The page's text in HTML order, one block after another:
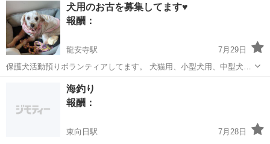
犬用のお古を募集してます♥
報酬：
龍安寺駅
7月29日
保護犬活動預りボランティアしてます。 犬猫用、小型犬用、中型犬用
のお洋服を募集中。 預り犬の中には顎が無いこ、介護が必要な犬、 ヨ
ダレで体が汚れやすいこのために毎日服を交換します。 ご不要になり
ました、犬猫用服や犬猫...
京都市 龍安寺駅
海釣り
報酬：
東向日駅
7月28日